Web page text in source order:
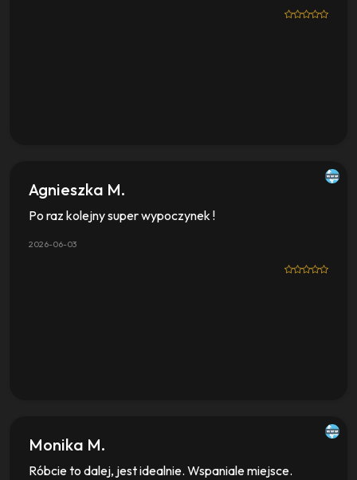
Agnieszka M.
Po raz kolejny super wypoczynek !
2026-06-03
Monika M.
Róbcie to dalej, jest idealnie. Wspaniale miejsce.